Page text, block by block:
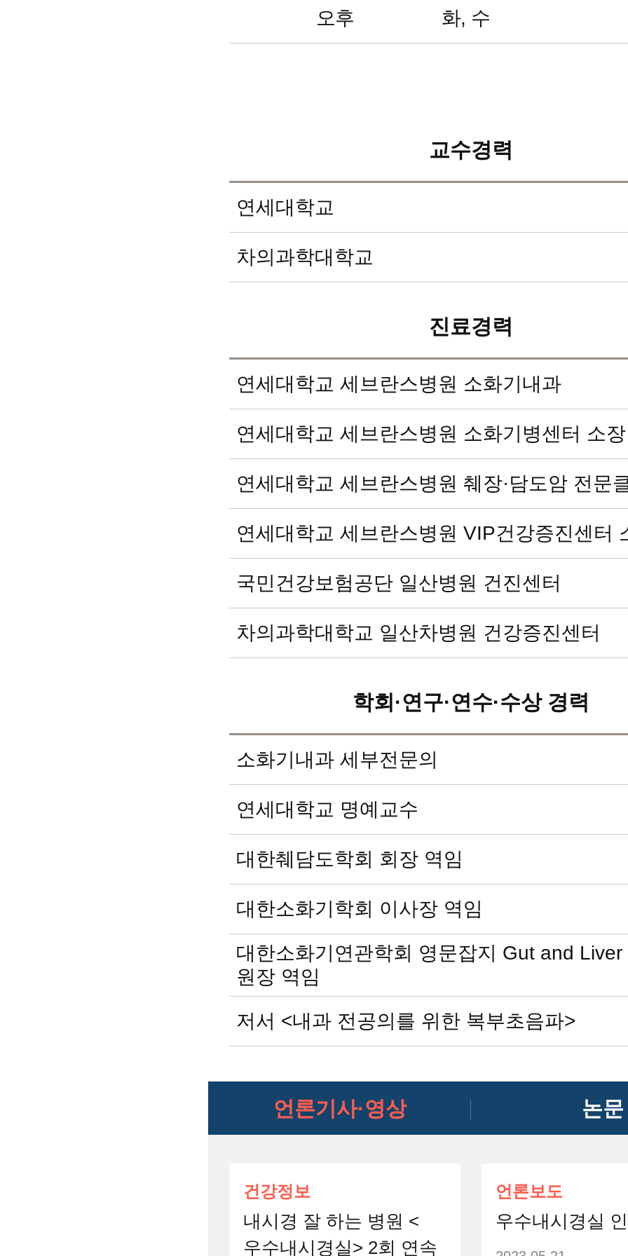
오후 화, 수
교수경력
연세대학교
차의과학대학교
진료경력
연세대학교 세브란스병원 소화기내과
연세대학교 세브란스병원 소화기병센터 소장
연세대학교 세브란스병원 췌장·담도암 전문
연세대학교 세브란스병원 VIP건강증진센터
국민건강보험공단 일산병원 건진센터
차의과학대학교 일산차병원 건강증진센터
학회·연구·연수·수상 경력
소화기내과 세부전문의
연세대학교 명예교수
대한췌담도학회 회장 역임
대한소화기학회 이사장 역임
대한소화기연관학회 영문잡지 Gut and Liver
원장 역임
저서 <내과 전공의를 위한 복부초음파>
언론기사·영상 논문
건강정보
내시경 잘 하는 병원 <
우수내시경실> 2회 연속
언론보도
우수내시경실